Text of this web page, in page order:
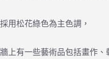
採用松花綠色為主色調，
牆上有一些藝術品包括畫作